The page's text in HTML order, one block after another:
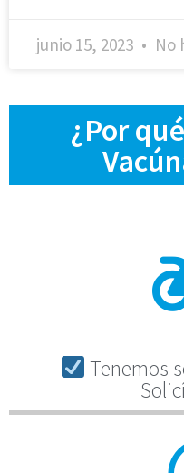
junio 15, 2023 No
¿Por
Tenemos